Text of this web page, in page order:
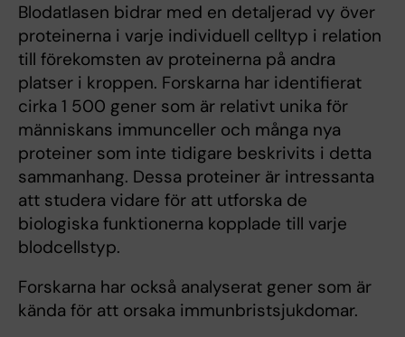
Blodatlasen bidrar med en detaljerad vy över
proteinerna i varje individuell celltyp i relation
till förekomsten av proteinerna på andra
platser i kroppen. Forskarna har identifierat
cirka 1 500 gener som är relativt unika för
människans immunceller och många nya
proteiner som inte tidigare beskrivits i detta
sammanhang. Dessa proteiner är intressanta
att studera vidare för att utforska de
biologiska funktionerna kopplade till varje
blodcellstyp.
Forskarna har också analyserat gener som är
kända för att orsaka immunbristsjukdomar.